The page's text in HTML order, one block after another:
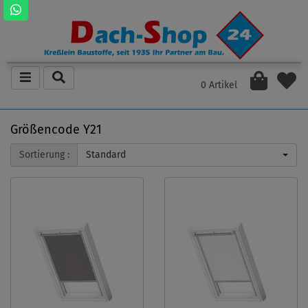
0 Artikel
Größencode Y21
Sortierung : Standard